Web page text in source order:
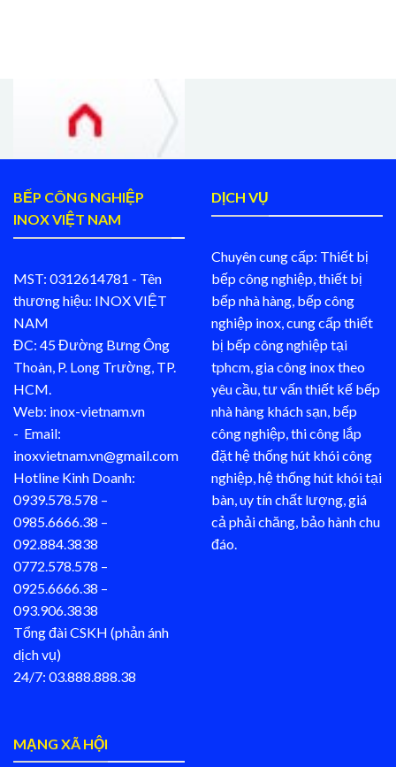
BẾP CÔNG NGHIỆP
INOX VIỆT NAM
MST: 0312614781 - Tên
thương hiệu: INOX VIỆT
NAM
ĐC: 45 Đường Bưng Ông
Thoàn, P. Long Trường, TP.
HCM.
Web: inox-vietnam.vn
- Email:
inoxvietnam.vn@gmail.com
Hotline Kinh Doanh:
0939.578.578 –
0985.6666.38 –
092.884.3838
0772.578.578 –
0925.6666.38 –
093.906.3838
Tổng đài CSKH (phản ánh
dịch vụ)
24/7: 03.888.888.38
DỊCH VỤ
Chuyên cung cấp: Thiết bị
bếp công nghiệp, thiết bị
bếp nhà hàng, bếp công
nghiệp inox, cung cấp thiết
bị bếp công nghiệp tại
tphcm, gia công inox theo
yêu cầu, tư vấn thiết kế bếp
nhà hàng khách sạn, bếp
công nghiệp, thi công lắp
đặt hệ thống hút khói công
nghiệp, hệ thống hút khói tại
bàn, uy tín chất lượng, giá
cả phải chăng, bảo hành chu
đáo.
MẠNG XÃ HỘI